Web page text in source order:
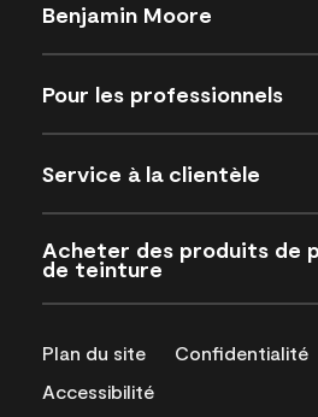
Benjamin Moore
Pour les professionnels
Service à la clientèle
Acheter des produits de
de teinture
Plan du site Confidentialité
Accessibilité